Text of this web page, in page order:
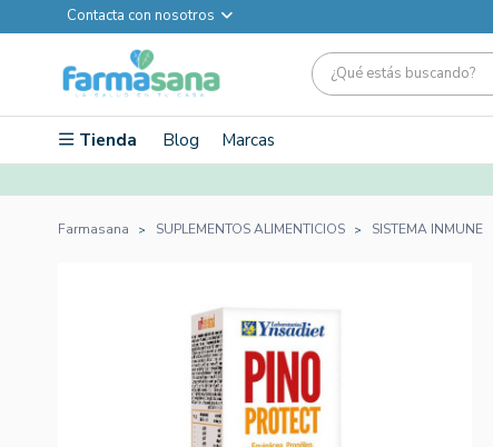
Contacta con nosotros
Tienda Blog Marcas
Farmasana SUPLEMENTOS ALIMENTICIOS SISTEMA INMUNE